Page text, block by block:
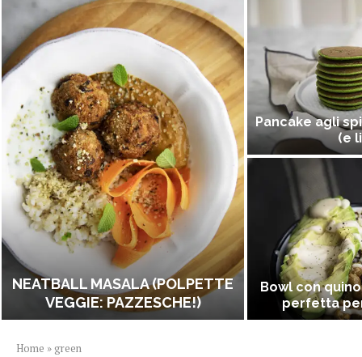
NEATBALL MASALA (POLPETTE
VEGGIE: PAZZESCHE!)
Pancake agli
(e
Bowl con
perfetta
Home » green